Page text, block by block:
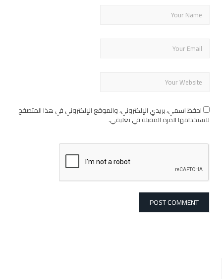
احفظ اسمي، بريدي الإلكتروني، والموقع الإلكتروني في هذا المتصفح
لاستخدامها المرة المقبلة في تعليقي.